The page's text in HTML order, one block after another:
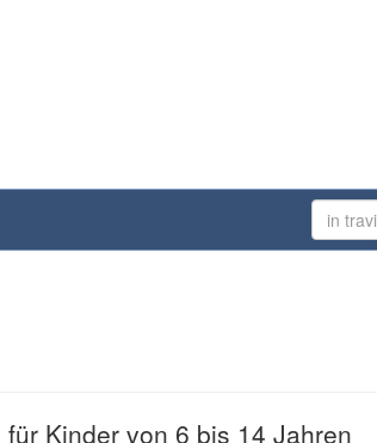
Drachen
Kinder von 6 bis 14 Jahren